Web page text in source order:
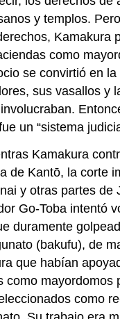
y templos.
Kamakura
como
se convirtió en
sus vasallos y
un “sistema
Kamakura
de Kantō, la corte
y otras partes de
Go-Toba intentó
duramente
(bakufu), de
que habían
como mayordomos
como